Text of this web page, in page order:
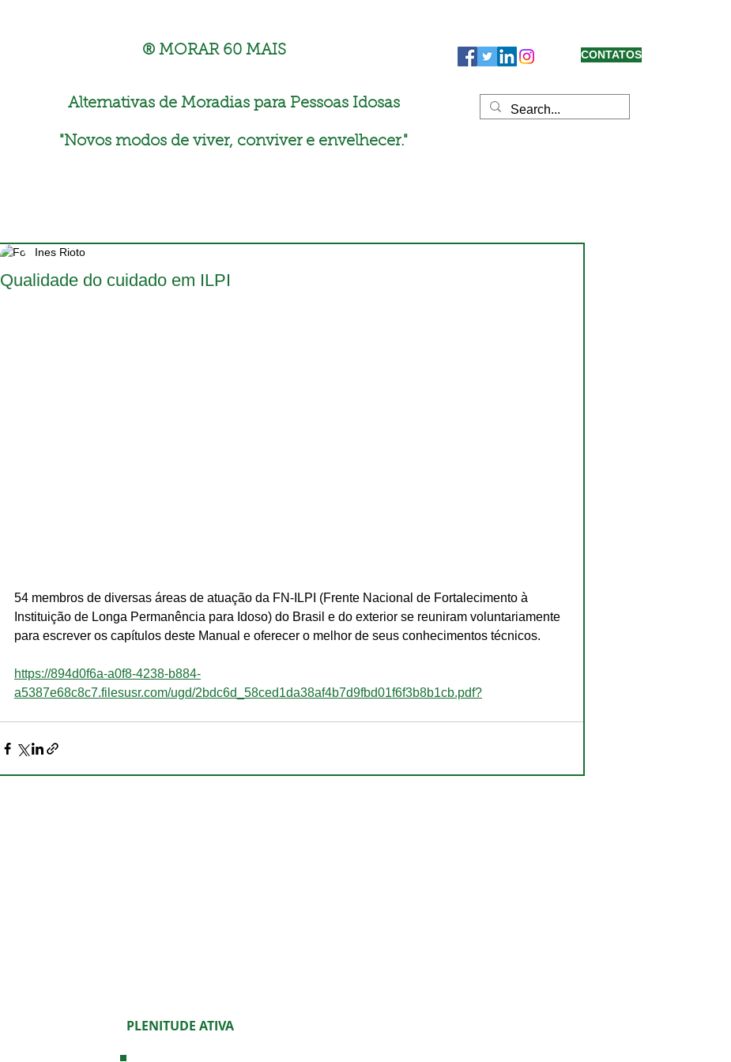
® MORAR 60 MAIS
Alternativas de Moradias para Pessoas Idosas
"Novos modos de viver, conviver e envelhecer."
CONTATOS
Qualidade do cuidado em ILPI
Ines Rioto
54 membros de diversas áreas de atuação da FN-ILPI (Frente Nacional de Fortalecimento à
Instituição de Longa Permanência para Idoso) do Brasil e do exterior se reuniram voluntariamente
para escrever os capítulos deste Manual e oferecer o melhor de seus conhecimentos técnicos.
https://894d0f6a-a0f8-4238-b884-
a5387e68c8c7.filesusr.com/ugd/2bdc6d_58ced1da38af4b7d9fbd01f6f3b8b1cb.pdf?
PLENITUDE ATIVA